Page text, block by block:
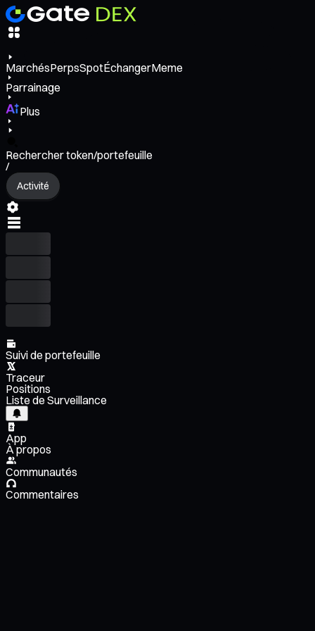
MarchésPerpsSpotÉchangerMeme
Parrainage
Plus
Rechercher token/portefeuille
/
Activité
Suivi de portefeuille
Traceur
Positions
Liste de Surveillance
App
À propos
Communautés
Commentaires